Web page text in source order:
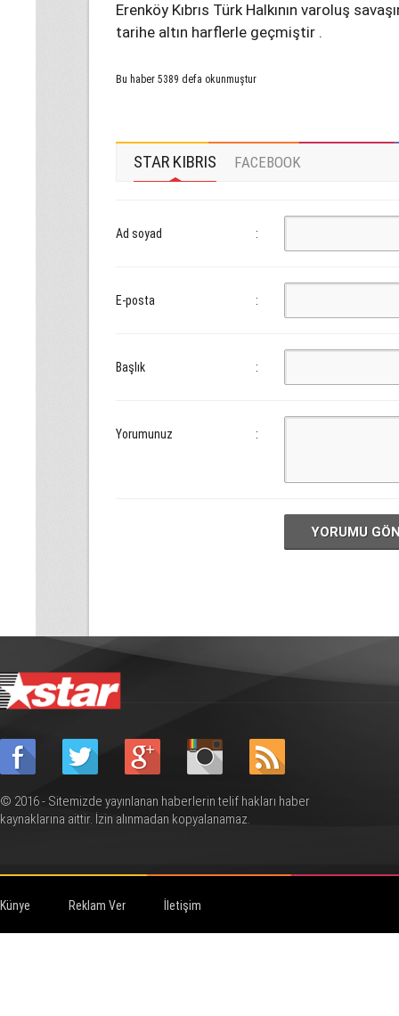
Erenköy Kıbrıs Türk Halkının varoluş
tarihe altın harflerle geçmiştir .
Bu haber 5389 defa okunmuştur
STAR KIBRIS FACEBOOK
Ad soyad :
E-posta :
Başlık :
Yorumunuz :
YORUMU
© 2016 - Sitemizde yayınlanan haberlerin telif hakları haber
kaynaklarına aittir. İzin alınmadan kopyalanamaz.
Künye Reklam Ver İletişim